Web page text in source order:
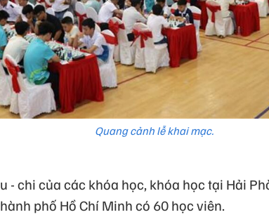
Quang cảnh lễ khai mạc.
- chi của các khóa học, khóa học tại Hải
phố Hồ Chí Minh có 60 học viên.